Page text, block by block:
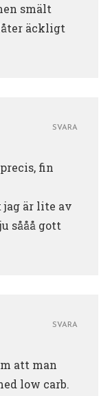
smält
äckligt
fin
jag är lite av
sååå gott
SVARA
att man
low carb.
SVARA